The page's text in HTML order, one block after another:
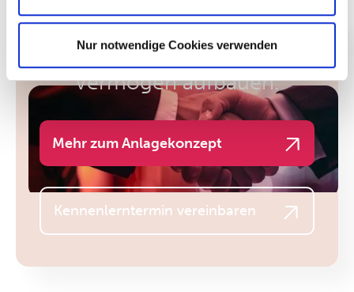
Nur notwendige Cookies verwenden
Jetzt anlegen und
Vermögen aufbauen.
Mehr zum Anlagekonzept
Kennenlerntermin vereinbaren